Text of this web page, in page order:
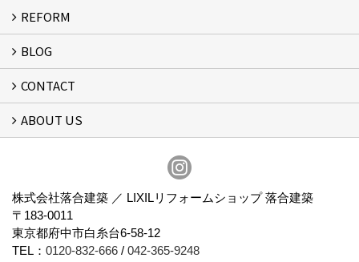
MESSAGE
FLOW
REFORM
リフォーム
BLOG
スタッフブログ
CONTACT
フォームで問い合わせる
ABOUT US
株式会社落合建築 ／ LIXILリフォームショップ 落合建築
〒183-0011
東京都府中市白糸台6-58-12
TEL： 0120-832-666 / 042-365-9248